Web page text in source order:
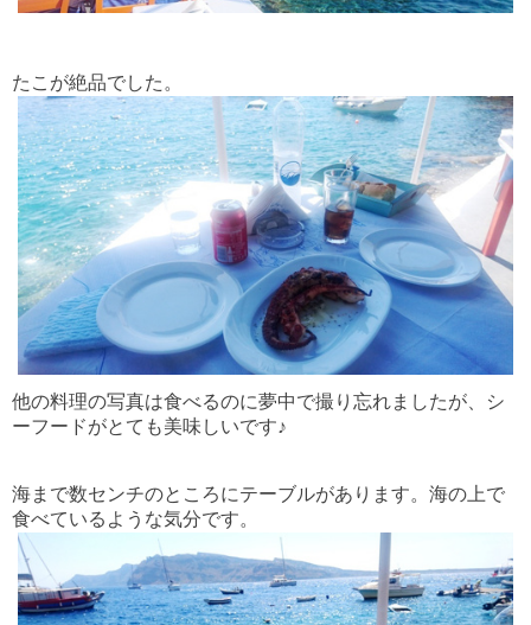
たこが絶品でした。
他の料理の写真は食べるのに夢中で撮り忘れましたが、シ
ーフードがとても美味しいです♪
海まで数センチのところにテーブルがあります。海の上で
食べているような気分です。